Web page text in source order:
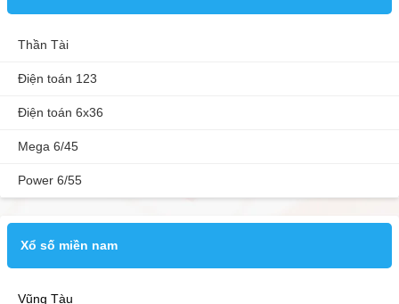
Thần Tài
Điện toán 123
Điện toán 6x36
Mega 6/45
Power 6/55
Xổ số miền nam
Vũng Tàu